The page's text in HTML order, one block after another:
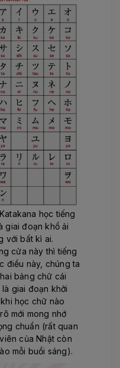
học tiếng
giai đoạn khổ ải
với bất kì ai.
cửa này thì tiếng
điều này, chúng ta
bảng chữ cái
giai đoạn khởi
học chữ nào
mới mong nhớ
chuẩn (rất quan
của Nhật còn
mỗi buổi sáng).